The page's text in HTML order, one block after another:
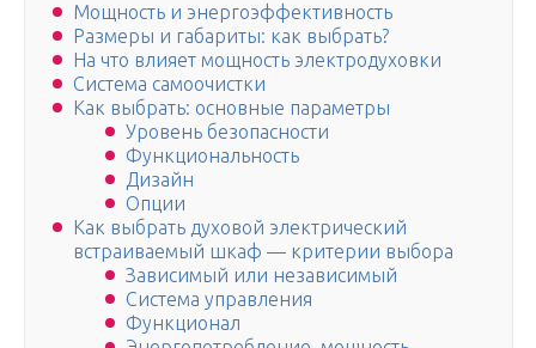
Мощность и энергоэффективность
Размеры и габариты: как выбрать?
На что влияет мощность электродуховки
Система самоочистки
Как выбрать: основные параметры
Уровень безопасности
Функциональность
Дизайн
Опции
Как выбрать духовой электрический
встраиваемый шкаф — критерии выбора
Зависимый или независимый
Система управления
Функционал